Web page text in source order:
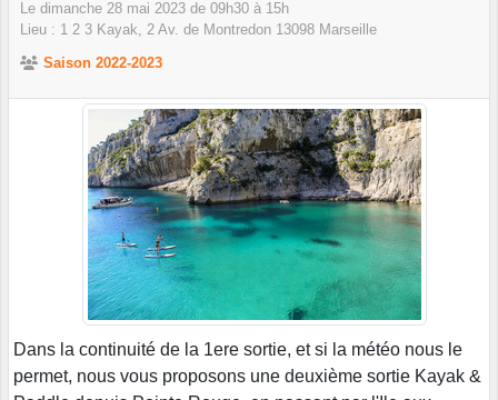
Le dimanche 28 mai 2023 de 09h30 à 15h
Lieu : 1 2 3 Kayak, 2 Av. de Montredon 13098 Marseille
Saison 2022-2023
Dans la continuité de la 1ere sortie, et si la météo nous le
permet, nous vous proposons une deuxième sortie Kayak &